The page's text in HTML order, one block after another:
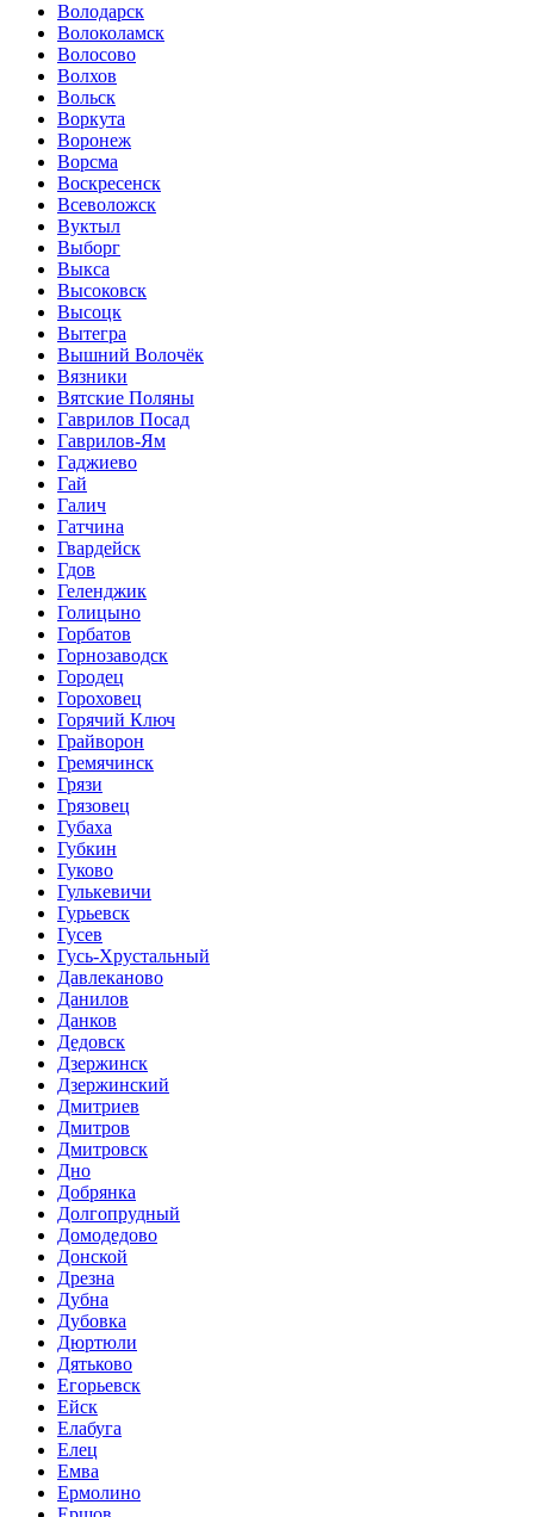
Володарск
Волоколамск
Волосово
Волхов
Вольск
Воркута
Воронеж
Ворсма
Воскресенск
Всеволожск
Вуктыл
Выборг
Выкса
Высоковск
Высоцк
Вытегра
Вышний Волочёк
Вязники
Вятские Поляны
Гаврилов Посад
Гаврилов-Ям
Гаджиево
Гай
Галич
Гатчина
Гвардейск
Гдов
Геленджик
Голицыно
Горбатов
Горнозаводск
Городец
Гороховец
Горячий Ключ
Грайворон
Гремячинск
Грязи
Грязовец
Губаха
Губкин
Гуково
Гулькевичи
Гурьевск
Гусев
Гусь-Хрустальный
Давлеканово
Данилов
Данков
Дедовск
Дзержинск
Дзержинский
Дмитриев
Дмитров
Дмитровск
Дно
Добрянка
Долгопрудный
Домодедово
Донской
Дрезна
Дубна
Дубовка
Дюртюли
Дятьково
Егорьевск
Ейск
Елабуга
Елец
Емва
Ермолино